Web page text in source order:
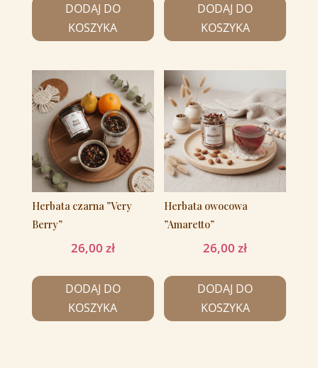
DODAJ DO
KOSZYKA
DODAJ DO
KOSZYKA
Herbata czarna ”Very
Berry”
26,00 zł
DODAJ DO
KOSZYKA
Herbata owocowa
”Amaretto”
26,00zł
DODAJ DO
KOSZYKA